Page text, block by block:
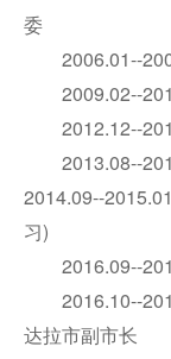
委
2006.01--
2009.02--
2012.12--
2013.08--
2014.09--
习)
2016.09--
2016.10--
达拉市副市长